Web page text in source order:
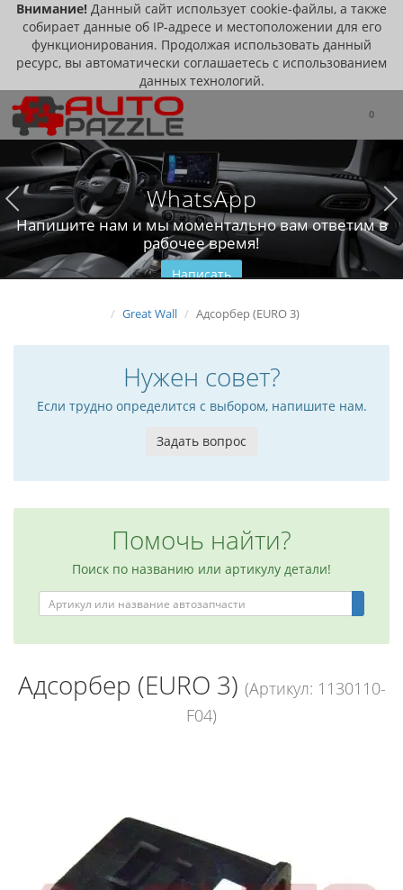
Внимание! Данный сайт использует cookie-файлы, а также
собирает данные об IP-адресе и местоположении для его
функционирования. Продолжая использовать данный
ресурс, вы автоматически соглашаетесь с использованием
данных технологий.
0
WhatsApp
Напишите нам и мы моментально вам ответим в
рабочее время!
Написать
Great Wall Адсорбер (EURO 3)
Нужен совет?
Если трудно определится с выбором, напишите нам.
Задать вопрос
Помочь найти?
Поиск по названию или артикулу детали!
Адсорбер (EURO 3) (Артикул: 1130110-
F04)